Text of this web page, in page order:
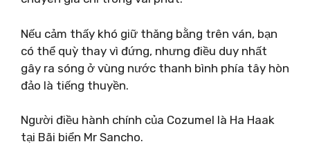
Nếu cảm thấy khó giữ thăng bằng trên ván, bạn
có thể quỳ thay vì đứng, nhưng điều duy nhất
gây ra sóng ở vùng nước thanh bình phía tây hòn
đảo là tiếng thuyền.
Người điều hành chính của Cozumel là Ha Haak
tại Bãi biển Mr Sancho.